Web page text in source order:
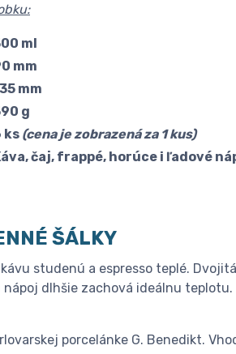
ml
mm
mm
g
ks (cena je zobrazená za 1 kus)
čaj, frappé, horúce i ľadové
ŠÁLKY
studenú a espresso teplé.
nápoj dlhšie zachová ideálnu
porcelánke G. Benedikt.